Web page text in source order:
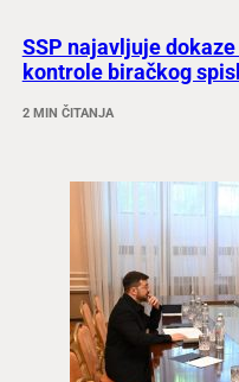
SSP najavljuje
kontrole biračkog
2 MIN ČITANJA